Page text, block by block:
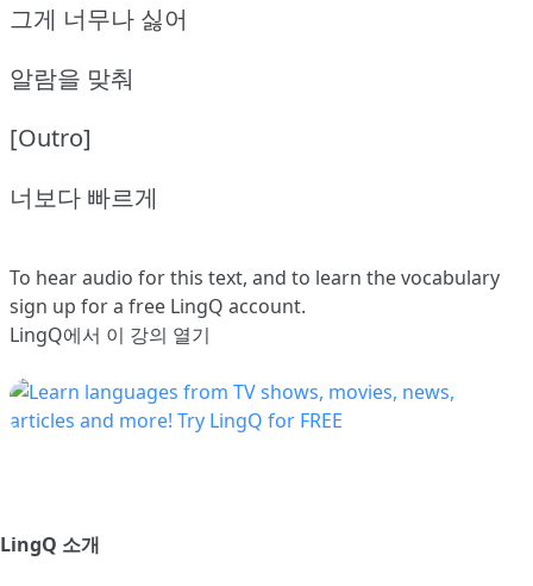
그게 너무나 싫어
알람을 맞춰
[Outro]
너보다 빠르게
To hear audio for this text, and to learn the vocabulary
sign up for a free LingQ account.
LingQ에서 이 강의 열기
LingQ 소개